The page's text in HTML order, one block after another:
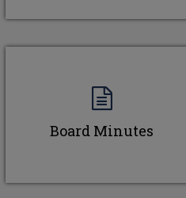
Board Minutes